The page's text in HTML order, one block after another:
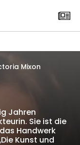
Mixon
Jahren
Sie ist die
Handwerk
Kunst und